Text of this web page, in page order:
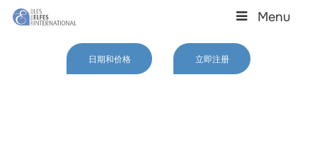
Skip
Menu
日期和价格 立即注册